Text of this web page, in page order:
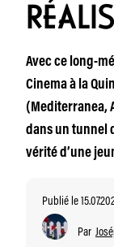
Avec ce long-
Cinema à la
(Mediterranea,
dans un tunnel
vérité d’une
Publié le
Par